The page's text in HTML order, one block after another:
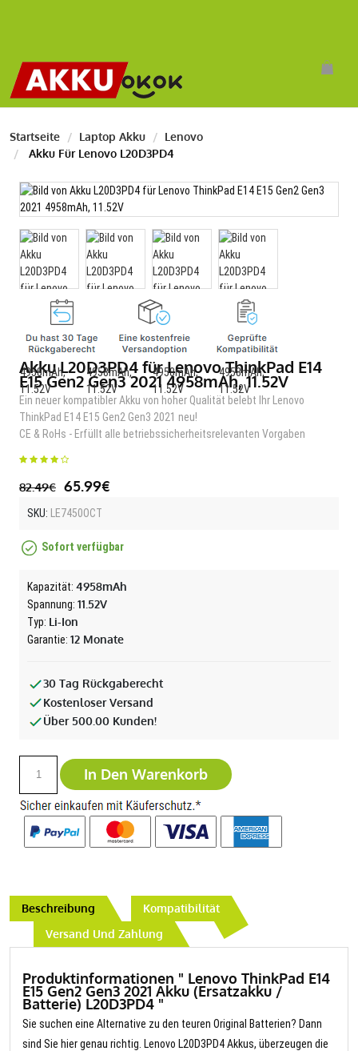
Startseite Laptop Akku
Lenovo
Akku Für Lenovo L20D3PD4
Akku L20D3PD4 für Lenovo ThinkPad E14
E15 Gen2 Gen3 2021 4958mAh, 11.52V
Ein neuer kompatibler Akku von hoher Qualität belebt Ihr Lenovo
ThinkPad E14 E15 Gen2 Gen3 2021 neu!
CE & RoHs - Erfüllt alle betriebssicherheitsrelevanten Vorgaben
82.49€ 65.99€
SKU: LE7450OCT
Sofort verfügbar
Kapazität: 4958mAh
Spannung: 11.52V
Typ: Li-Ion
Garantie: 12 Monate
30 Tag Rückgaberecht
Kostenloser Versand
Über 500.00 Kunden!
In Den Warenkorb
Beschreibung
Kompatibilität
Versand Und Zahlung
Produktinformationen " Lenovo ThinkPad E14
E15 Gen2 Gen3 2021 Akku (Ersatzakku /
Batterie) L20D3PD4 "
Sie suchen eine Alternative zu den teuren Original Batterien? Dann
sind Sie hier genau richtig. Lenovo L20D3PD4 Akkus, überzeugen die